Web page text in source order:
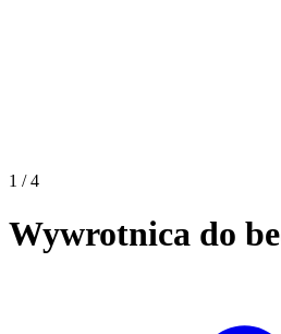
1 / 4
Wywrotnica do